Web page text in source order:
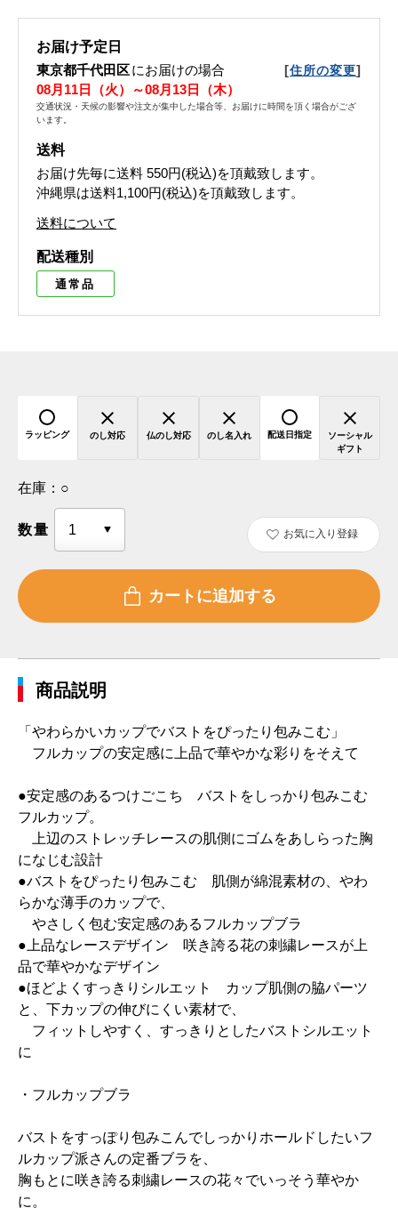
お届け予定日
東京都千代田区にお届けの場合 [住所の変更]
08月11日（火）～08月13日（木）
交通状況・天候の影響や注文が集中した場合等、お届けに時間を頂く場合がござ
います。
送料
お届け先毎に送料 550円(税込)を頂戴致します。
沖縄県は送料1,100円(税込)を頂戴致します。
送料について
配送種別
通常品
ラッピング のし対応 仏のし対応 のし名入れ 配送日指定
ソーシャル
ギフト
在庫： ○
数量 お気に入り登録
商品説明
「やわらかいカップでバストをぴったり包みこむ」
フルカップの安定感に上品で華やかな彩りをそえて
●安定感のあるつけごこち バストをしっかり包みこむ
フルカップ。
上辺のストレッチレースの肌側にゴムをあしらった胸
になじむ設計
●バストをぴったり包みこむ 肌側が綿混素材の、やわ
らかな薄手のカップで、
やさしく包む安定感のあるフルカップブラ
●上品なレースデザイン 咲き誇る花の刺繍レースが上
品で華やかなデザイン
●ほどよくすっきりシルエット カップ肌側の脇パーツ
と、下カップの伸びにくい素材で、
フィットしやすく、すっきりとしたバストシルエット
に
・フルカップブラ
バストをすっぽり包みこんでしっかりホールドしたいフ
ルカップ派さんの定番ブラを、
胸もとに咲き誇る刺繍レースの花々でいっそう華やか
に。